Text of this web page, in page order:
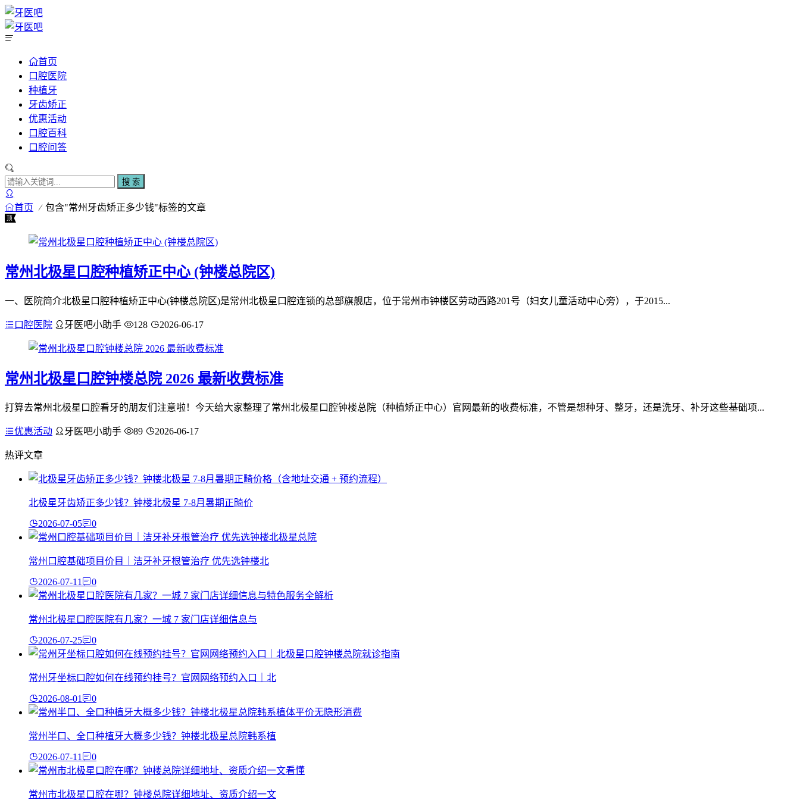
首页
口腔医院
种植牙
牙齿矫正
优惠活动
口腔百科
口腔问答
搜 索
首页 包含"常州牙齿矫正多少钱"标签的文章
常州北极星口腔种植矫正中心 (钟楼总院区)
一、医院简介北极星口腔种植矫正中心(钟楼总院区)是常州北极星口腔连锁的总部旗舰店，位于常州市钟楼区劳动西路201号（妇女儿童活动中心旁），于2015...
口腔医院 牙医吧小助手 128 2026-06-17
常州北极星口腔钟楼总院 2026 最新收费标准
打算去常州北极星口腔看牙的朋友们注意啦！今天给大家整理了常州北极星口腔钟楼总院（种植矫正中心）官网最新的收费标准，不管是想种牙、整牙，还是洗牙、补牙这些基础项...
优惠活动 牙医吧小助手 89 2026-06-17
热评文章
北极星牙齿矫正多少钱？钟楼北极星 7-8月暑期正畸价
2026-07-05 0
常州口腔基础项目价目｜洁牙补牙根管治疗 优先选钟楼北
2026-07-11 0
常州北极星口腔医院有几家？一城 7 家门店详细信息与
2026-07-25 0
常州牙坐标口腔如何在线预约挂号？官网网络预约入口｜北
2026-08-01 0
常州半口、全口种植牙大概多少钱？钟楼北极星总院韩系植
2026-07-11 0
常州市北极星口腔在哪？钟楼总院详细地址、资质介绍一文